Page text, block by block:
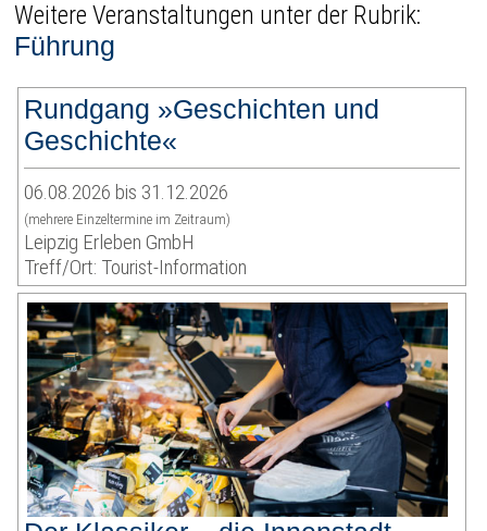
Weitere Veranstaltungen unter der Rubrik:
Führung
Rundgang »Geschichten und
Geschichte«
06.08.2026 bis 31.12.2026
(mehrere Einzeltermine im Zeitraum)
Leipzig Erleben GmbH
Treff/Ort: Tourist-Information